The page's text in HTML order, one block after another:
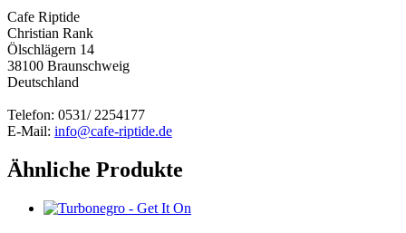
Cafe Riptide
Christian Rank
Ölschlägern 14
38100 Braunschweig
Deutschland
Telefon: 0531/ 2254177
E-Mail: info@cafe-riptide.de
Ähnliche Produkte